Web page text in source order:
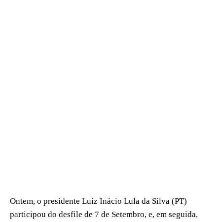
Ontem, o presidente Luiz Inácio Lula da Silva (PT)
participou do desfile de 7 de Setembro, e, em seguida,